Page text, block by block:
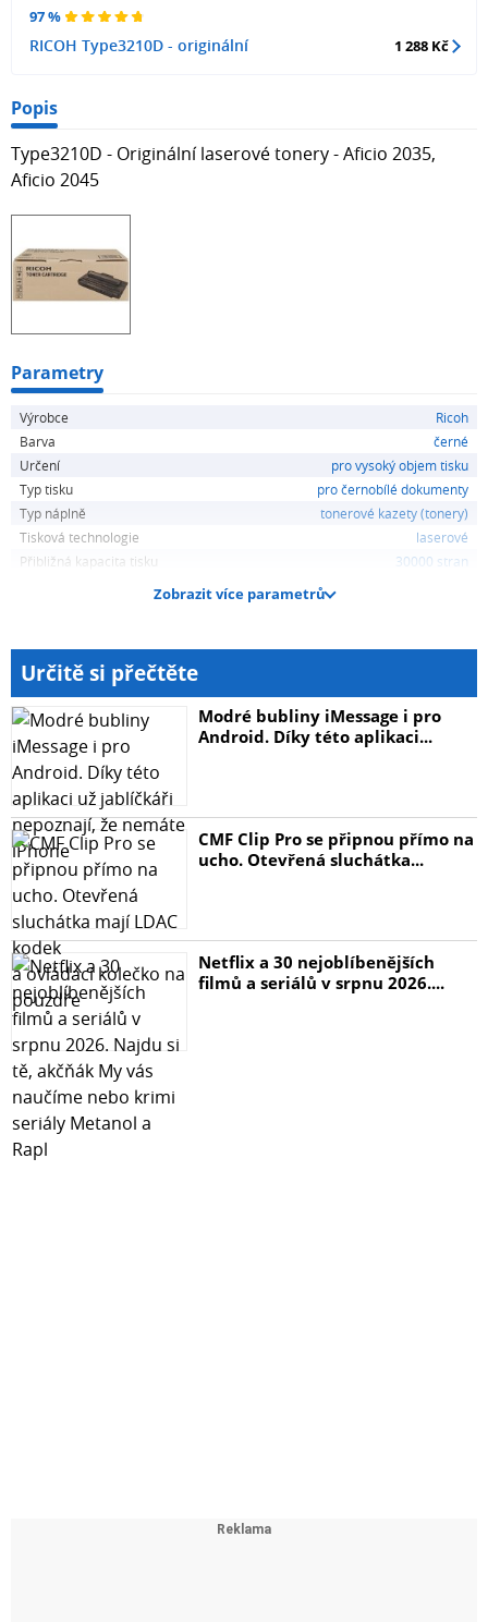
97 %
RICOH Type3210D - originální 1 288 Kč
Popis
Type3210D - Originální laserové tonery - Aficio 2035,
Aficio 2045
Parametry
Výrobce
Ricoh
Barva
černé
Určení
pro vysoký objem tisku
Typ tisku
pro černobílé dokumenty
Typ náplně
tonerové kazety (tonery)
Tisková technologie
laserové
Přibližná kapacita tisku
30000 stran
Zobrazit více parametrů
Určitě si přečtěte
Modré bubliny iMessage i pro
Android. Díky této aplikaci...
CMF Clip Pro se připnou přímo na
ucho. Otevřená sluchátka...
Netflix a 30 nejoblíbenějších
filmů a seriálů v srpnu 2026....